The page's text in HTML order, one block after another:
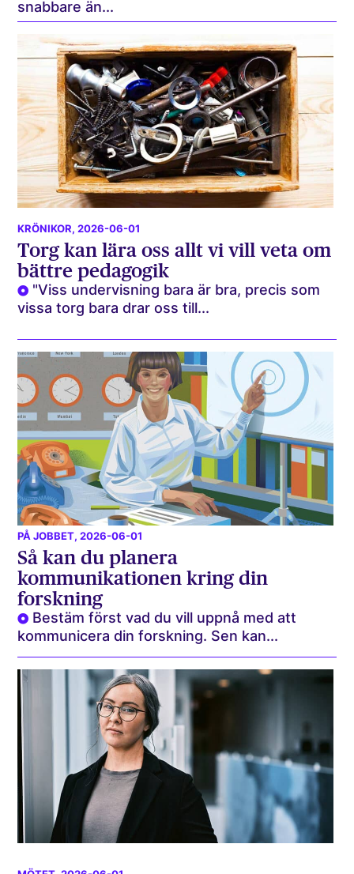
snabbare än...
KRÖNIKOR, 2026-06-01
Torg kan lära oss allt vi vill veta om
bättre pedagogik
"Viss undervisning bara är bra, precis som
vissa torg bara drar oss till...
PÅ JOBBET, 2026-06-01
Så kan du planera
kommunikationen kring din
forskning
Bestäm först vad du vill uppnå med att
kommunicera din forskning. Sen kan...